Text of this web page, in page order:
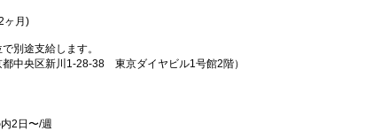
ヶ月)
別途支給します。
中央区新川1-28-38 東京ダイヤビル1号館2階）
2日〜/週